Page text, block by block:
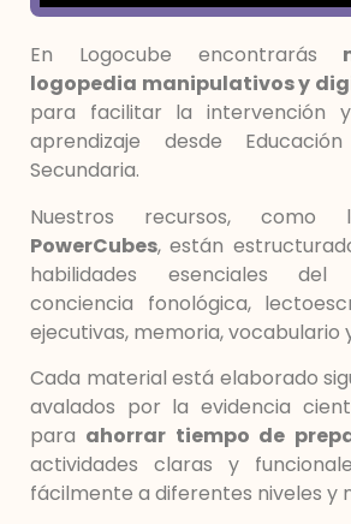
En Logocube encontrarás
logopedia manipulativos y
para facilitar la intervención
aprendizaje desde
Secundaria.
Nuestros recursos, como
PowerCubes, están
habilidades esenciales del
conciencia fonológica,
ejecutivas, memoria, vocabulario
Cada material está elaborado
avalados por la evidencia
para ahorrar tiempo de
actividades claras y
fácilmente a diferentes niveles y